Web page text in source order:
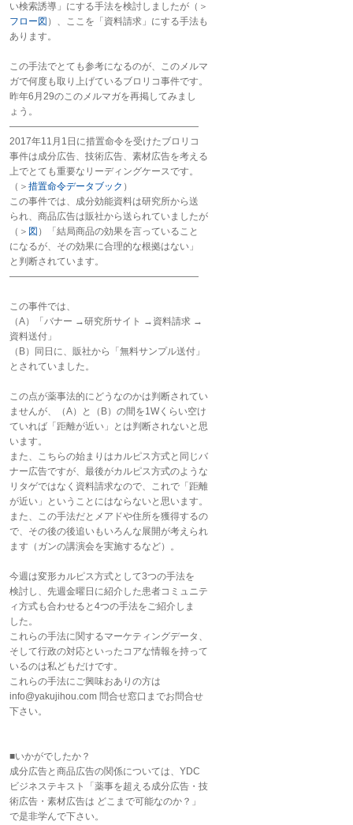
い検索誘導」にする手法を検討しましたが（＞
フロー図 ）、ここを「資料請求」にする手法も
あります。
この手法でとても参考になるのが、このメルマ
ガで何度も取り上げているブロリコ事件です。
昨年6月29のこのメルマガを再掲してみまし
ょう。
――――――――――――――――――――
2017年11月1日に措置命令を受けたブロリコ
事件は成分広告、技術広告、素材広告を考える
上でとても重要なリーディングケースです。
（＞ 措置命令データブック ）
この事件では、成分効能資料は研究所から送
られ、商品広告は販社から送られていましたが
（＞ 図 ）「結局商品の効果を言っていること
になるが、その効果に合理的な根拠はない」
と判断されています。
――――――――――――――――――――
この事件では、
（A）「バナー →研究所サイト →資料請求 →
資料送付」
（B）同日に、販社から「無料サンプル送付」
とされていました。
この点が薬事法的にどうなのかは判断されてい
ませんが、（A）と（B）の間を1Wくらい空け
ていれば「距離が近い」とは判断されないと思
います。
また、こちらの始まりはカルピス方式と同じバ
ナー広告ですが、最後がカルピス方式のような
リタゲではなく資料請求なので、これで「距離
が近い」ということにはならないと思います。
また、この手法だとメアドや住所を獲得するの
で、その後の後追いもいろんな展開が考えられ
ます（ガンの講演会を実施するなど）。
今週は変形カルピス方式として3つの手法を
検討し、先週金曜日に紹介した患者コミュニテ
ィ方式も合わせると4つの手法をご紹介しま
した。
これらの手法に関するマーケティングデータ、
そして行政の対応といったコアな情報を持って
いるのは私どもだけです。
これらの手法にご興味おありの方は
info@yakujihou.com 問合せ窓口までお問合せ
下さい。
■いかがでしたか？
成分広告と商品広告の関係については、YDC
ビジネステキスト「薬事を超える成分広告・技
術広告・素材広告は どこまで可能なのか？」
で是非学んで下さい。